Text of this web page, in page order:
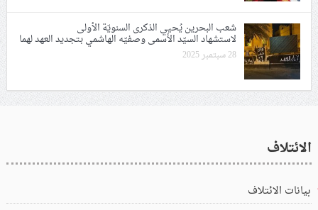
شعب البحرين يُحيي الذكرى السنويّة الأولى
لاستشهاد السيّد الأسمى وصفيّه الهاشمي بتجديد العهد لهما
28 سبتمبر 2025
الائتلاف
بيانات الائتلاف